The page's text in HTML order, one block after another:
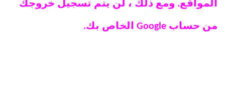
المواقع. ومع ذلك ، لن يتم تسجيل خروجك
من حساب Google الخاص بك.